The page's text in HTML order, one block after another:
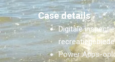
Case details
Digitale
Power Apps-